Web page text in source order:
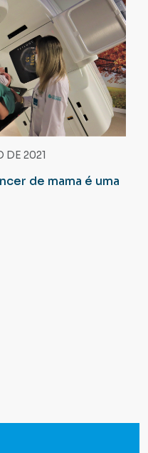
DE 2021
de mama é uma